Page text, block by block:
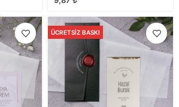
ÜCRETSIZ BASKI